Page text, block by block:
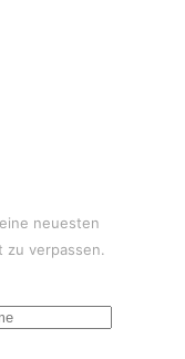
neuesten
zu verpassen.